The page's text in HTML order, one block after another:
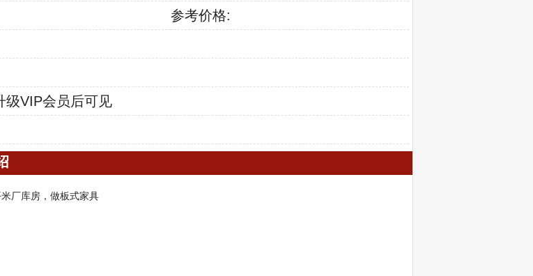
参考价格:
级VIP会员后可见
厂库房，做板式家具